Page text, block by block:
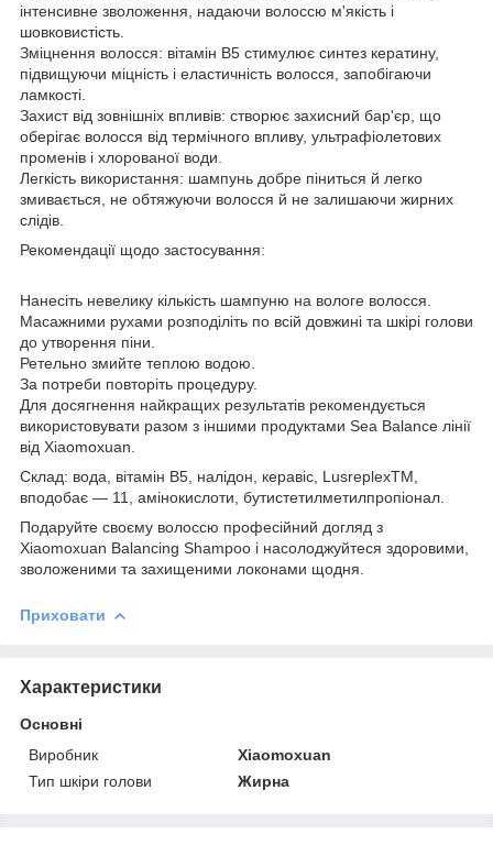
інтенсивне зволоження, надаючи волоссю м'якість і
шовковистість.
Зміцнення волосся: вітамін B5 стимулює синтез кератину,
підвищуючи міцність і еластичність волосся, запобігаючи
ламкості.
Захист від зовнішніх впливів: створює захисний бар'єр, що
оберігає волосся від термічного впливу, ультрафіолетових
променів і хлорованої води.
Легкість використання: шампунь добре піниться й легко
змивається, не обтяжуючи волосся й не залишаючи жирних
слідів.
Рекомендації щодо застосування:
Нанесіть невелику кількість шампуню на вологе волосся.
Масажними рухами розподіліть по всій довжині та шкірі голови
до утворення піни.
Ретельно змийте теплою водою.
За потреби повторіть процедуру.
Для досягнення найкращих результатів рекомендується
використовувати разом з іншими продуктами Sea Balance лінії
від Xiaomoxuan.
Склад: вода, вітамін B5, налідон, керавіс, LusreplexTM,
вподобає — 11, амінокислоти, бутистетилметилпропіонал.
Подаруйте своєму волоссю професійний догляд з
Xiaomoxuan Balancing Shampoo і насолоджуйтеся здоровими,
зволоженими та захищеними локонами щодня.
Приховати
Характеристики
Основні
Виробник
Xiaomoxuan
Тип шкіри голови
Жирна